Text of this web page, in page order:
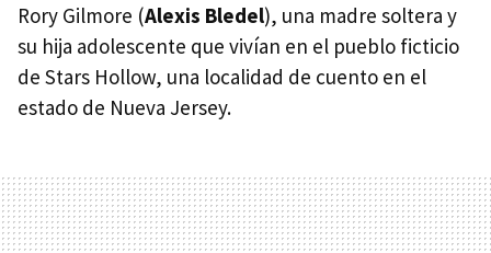
Rory Gilmore (Alexis Bledel), una madre soltera y
su hija adolescente que vivían en el pueblo ficticio
de Stars Hollow, una localidad de cuento en el
estado de Nueva Jersey.